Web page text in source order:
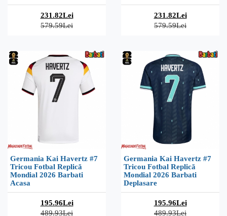
231.82Lei
579.59Lei
231.82Lei
579.59Lei
Germania Kai Havertz #7
Tricou Fotbal Replică
Mondial 2026 Barbati
Acasa
195.96Lei
489.93Lei
Germania Kai Havertz #7
Tricou Fotbal Replică
Mondial 2026 Barbati
Deplasare
195.96Lei
489.93Lei